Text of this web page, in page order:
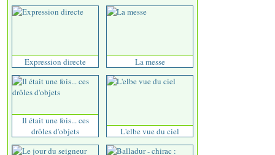
Expression directe La messe
Il était une fois... ces
drôles d'objets
L'elbe vue du ciel